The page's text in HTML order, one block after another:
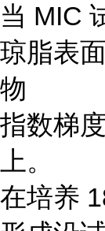
当 MIC
琼脂表
物
指数梯
上。
在培养